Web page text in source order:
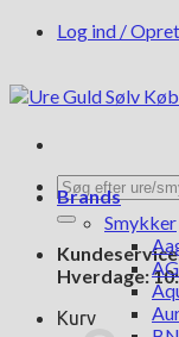
FortsætLog ind /
Søg
efter:
Hverdage:
Kurv
Brands
Smykker